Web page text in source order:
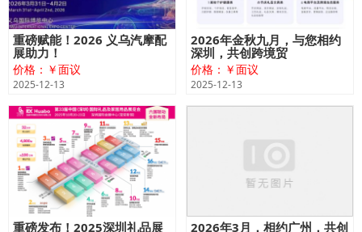
重磅赋能！2026 义乌汽摩配
展助力​！
价格：￥面议
2025-12-13
2026年金秋九月，与您相约
深圳，共创跨境贸
价格：￥面议
2025-12-13
重磅发布！2025深圳礼品展
2026年3月，相约广州，共创